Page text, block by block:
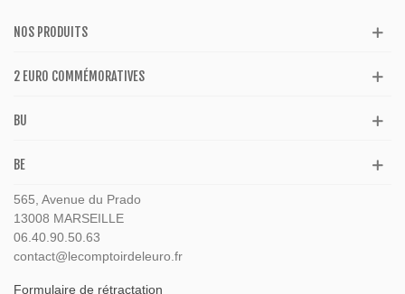
NOS PRODUITS
2 EURO COMMÉMORATIVES
BU
BE
565, Avenue du Prado
13008 MARSEILLE
06.40.90.50.63
contact@lecomptoirdeleuro.fr
Formulaire de rétractation